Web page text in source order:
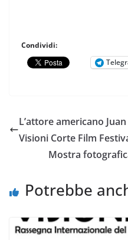
Condividi:
L’attore americano
Visioni Corte Film
Mostra
Potrebbe